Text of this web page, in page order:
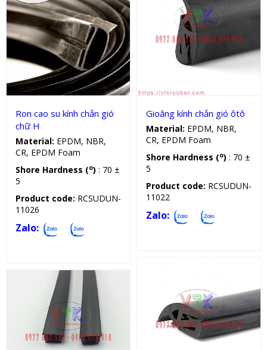
Gioăng chèn kín
Ron cao su kính chắn gió
chữ H
Material: EPDM, NBR,
CR, EPDM Foam
Shore Hardness (o) : 70 ±
5
Product code: RCSUDUN-
11026
Zalo:
Gioăng chèn kín
Gioăng kính chắn gió ôtô
Material: EPDM, NBR,
CR, EPDM Foam
Shore Hardness (o) : 70 ±
5
Product code: RCSUDUN-
11022
Zalo:
Gioăng chèn kín